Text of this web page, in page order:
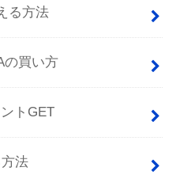
る方法
の買い方
トGET
法